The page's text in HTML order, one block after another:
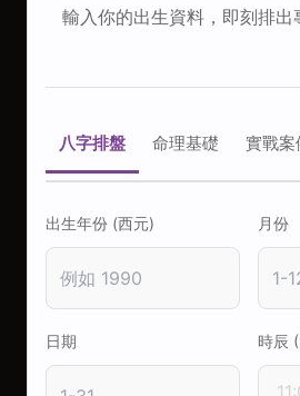
輸入你的出生資料，即刻排出
八字排盤 命理基礎 實戰案
出生年份 (西元) 月份
日期 時辰